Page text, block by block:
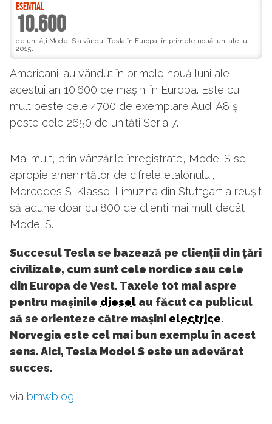
ESENTIAL
10.600
de unități Model S a vândut Tesla în Europa, în primele nouă luni ale lui
2015.
Americanii au vândut în primele nouă luni ale
acestui an 10.600 de mașini în Europa. Este cu
mult peste cele 4700 de exemplare Audi A8 și
peste cele 2650 de unități Seria 7.
Mai mult, prin vânzările înregistrate, Model S se
apropie amenințător de cifrele etalonului,
Mercedes S-Klasse. Limuzina din Stuttgart a reușit
să adune doar cu 800 de clienți mai mult decât
Model S.
Succesul Tesla se bazează pe clienții din țări
civilizate, cum sunt cele nordice sau cele
din Europa de Vest. Taxele tot mai aspre
pentru mașinile diesel au făcut ca publicul
să se orienteze către mașini electrice.
Norvegia este cel mai bun exemplu în acest
sens. Aici, Tesla Model S este un adevărat
succes.
via bmwblog